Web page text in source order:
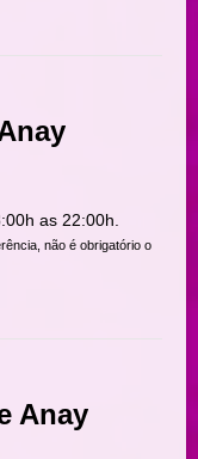
as 22:00h.
não é obrigatório o
Anay